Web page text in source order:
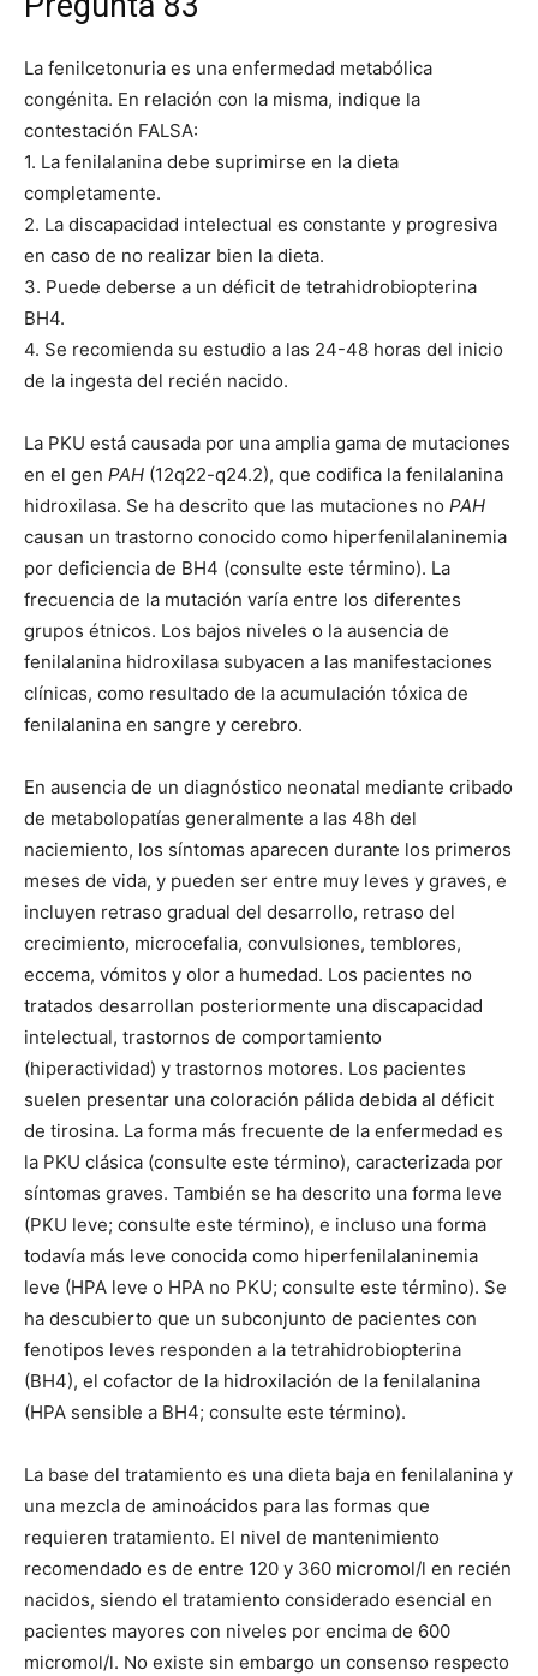
La fenilcetonuria es una enfermedad metabólica
congénita. En relación con la misma, indique la
contestación FALSA:
1. La fenilalanina debe suprimirse en la dieta
completamente.
2. La discapacidad intelectual es constante y progresiva
en caso de no realizar bien la dieta.
3. Puede deberse a un déficit de tetrahidrobiopterina
BH4.
4. Se recomienda su estudio a las 24-48 horas del inicio
de la ingesta del recién nacido.
La PKU está causada por una amplia gama de mutaciones
en el gen PAH (12q22-q24.2), que codifica la fenilalanina
hidroxilasa. Se ha descrito que las mutaciones no PAH
causan un trastorno conocido como hiperfenilalaninemia
por deficiencia de BH4 (consulte este término). La
frecuencia de la mutación varía entre los diferentes
grupos étnicos. Los bajos niveles o la ausencia de
fenilalanina hidroxilasa subyacen a las manifestaciones
clínicas, como resultado de la acumulación tóxica de
fenilalanina en sangre y cerebro.
En ausencia de un diagnóstico neonatal mediante cribado
de metabolopatías generalmente a las 48h del
naciemiento, los síntomas aparecen durante los primeros
meses de vida, y pueden ser entre muy leves y graves, e
incluyen retraso gradual del desarrollo, retraso del
crecimiento, microcefalia, convulsiones, temblores,
eccema, vómitos y olor a humedad. Los pacientes no
tratados desarrollan posteriormente una discapacidad
intelectual, trastornos de comportamiento
(hiperactividad) y trastornos motores. Los pacientes
suelen presentar una coloración pálida debida al déficit
de tirosina. La forma más frecuente de la enfermedad es
la PKU clásica (consulte este término), caracterizada por
síntomas graves. También se ha descrito una forma leve
(PKU leve; consulte este término), e incluso una forma
todavía más leve conocida como hiperfenilalaninemia
leve (HPA leve o HPA no PKU; consulte este término). Se
ha descubierto que un subconjunto de pacientes con
fenotipos leves responden a la tetrahidrobiopterina
(BH4), el cofactor de la hidroxilación de la fenilalanina
(HPA sensible a BH4; consulte este término).
La base del tratamiento es una dieta baja en fenilalanina y
una mezcla de aminoácidos para las formas que
requieren tratamiento. El nivel de mantenimiento
recomendado es de entre 120 y 360 micromol/l en recién
nacidos, siendo el tratamiento considerado esencial en
pacientes mayores con niveles por encima de 600
micromol/l. No existe sin embargo un consenso respecto